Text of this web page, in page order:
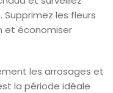
Supprimez les fleurs
et économiser
les arrosages et
la période idéale